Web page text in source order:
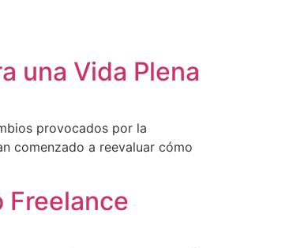
una Vida Plena
provocados por la
comenzado a reevaluar cómo
Freelance